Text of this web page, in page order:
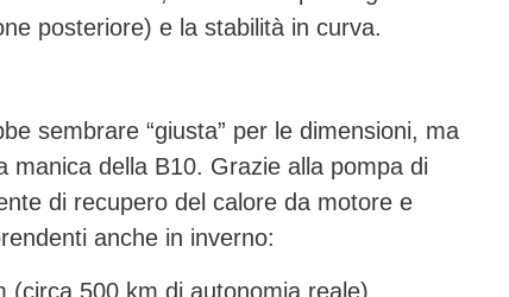
posteriore) e la stabilità in curva.
sembrare “giusta” per le dimensioni, ma
manica della B10. Grazie alla pompa di
di recupero del calore da motore e
anche in inverno:
(circa 500 km di autonomia reale).